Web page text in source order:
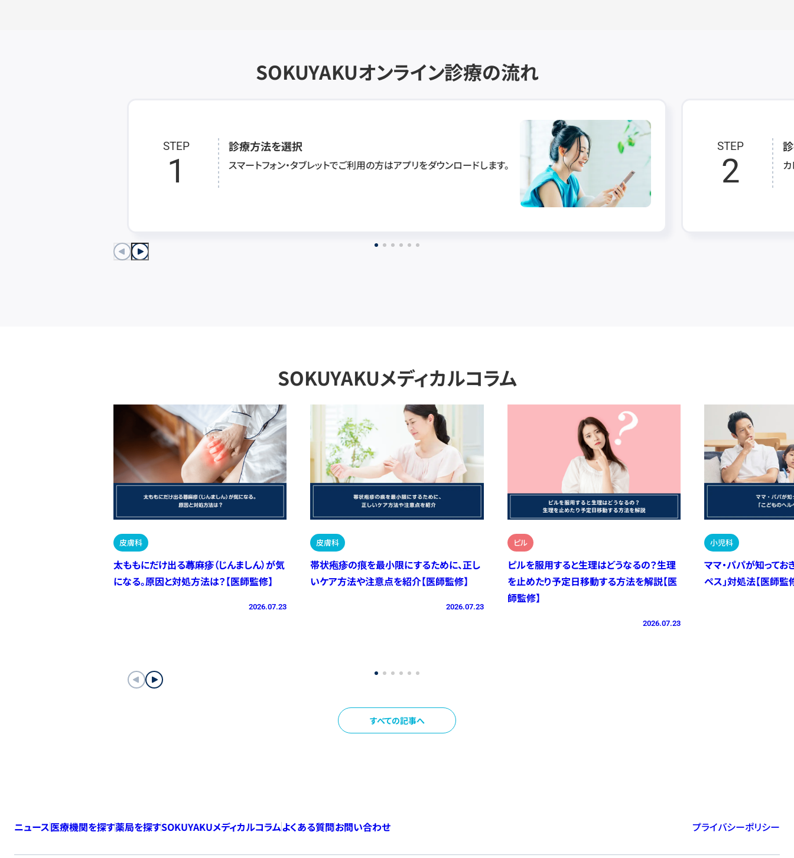
SOKUYAKUオンライン診療の流れ
STEP
1
診療方法を選択
スマートフォン・タブレットでご利用の方はアプリをダウンロードします。
STEP
2
SOKUYAKUメディカルコラム
皮膚科
太ももにだけ出る蕁麻疹（じんましん）が気
になる。原因と対処方法は？【医師監修】
2026.07.23
皮膚科
帯状疱疹の痕を最小限にするために、正し
いケア方法や注意点を紹介【医師監修】
2026.07.23
ピル
ピルを服用すると生理はどうなるの？生理
を止めたり予定日移動する方法を解説【医
師監修】
2026.07.23
小児科
ママ・パパが知ってお
ペス」対処法【医師監
すべての記事へ
ニュース医療機関を探す薬局を探すSOKUYAKUメディカルコラムよくある質問お問い合わせ プライバシーポリシー